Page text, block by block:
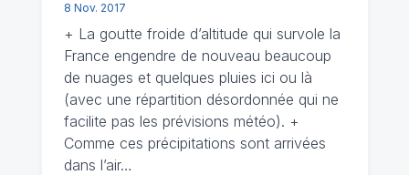
8 Nov. 2017
+ La goutte froide d’altitude qui survole la
France engendre de nouveau beaucoup
de nuages et quelques pluies ici ou là
(avec une répartition désordonnée qui ne
facilite pas les prévisions météo). +
Comme ces précipitations sont arrivées
dans l’air…